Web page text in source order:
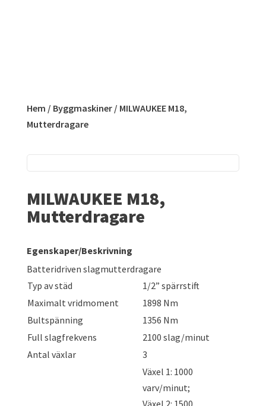
Hem / Byggmaskiner/ MILWAUKEE M18,
Mutterdragare
MILWAUKEE M18,
Mutterdragare
Egenskaper/Beskrivning
Batteridriven slagmutterdragare
Typ av städ
1/2” spärrstift
Maximalt vridmoment
1898 Nm
Bultspänning
1356 Nm
Full slagfrekvens
2100 slag/minut
Antal växlar
3
Växel 1: 1000
varv/minut;